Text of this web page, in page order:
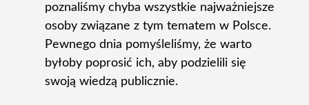
poznaliśmy chyba wszystkie najważniejsze
osoby związane z tym tematem w Polsce.
Pewnego dnia pomyśleliśmy, że warto
byłoby poprosić ich, aby podzielili się
swoją wiedzą publicznie.